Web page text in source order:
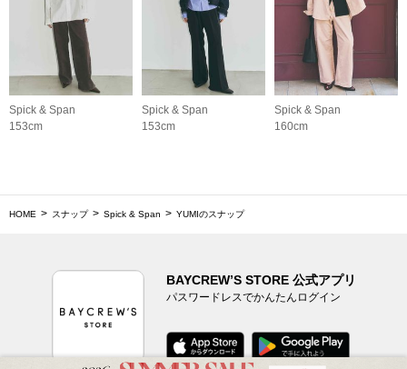
Spick & Span
153cm
Spick & Span
153cm
Spick & Span
160cm
HOME スナップ Spick & Span YUMIのスナップ
BAYCREW’S STORE 公式アプリ
パスワードレスでかんたんログイン